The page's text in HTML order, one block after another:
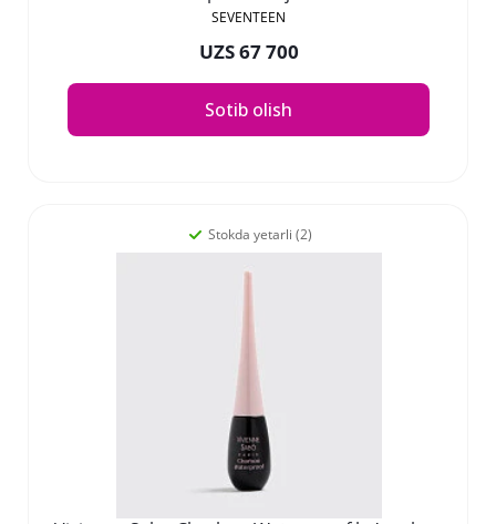
SEVENTEEN
UZS 67 700
Sotib olish
Stokda yetarli (2)